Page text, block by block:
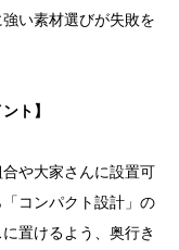
い素材選びが失敗を
ト】
や大家さんに設置可
コンパクト設計」の
置けるよう、奥行き